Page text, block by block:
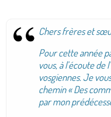
Chers frères et
Pour cette année
vous, à l’écoute de
vosgiennes. Je
chemin « Des
par mon